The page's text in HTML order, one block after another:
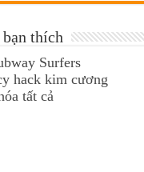
thích
Surfers
hack kim cương
tất cả